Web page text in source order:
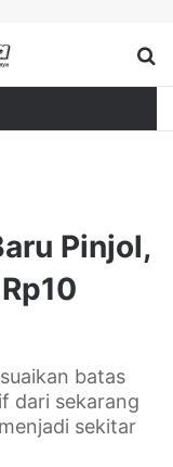
Pinjol,
batas
dari sekarang
sekitar